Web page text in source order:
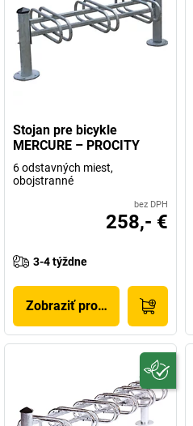
Stojan pre bicykle
MERCURE – PROCITY
6 odstavných miest,
obojstranné
bez DPH
258,- €
3-4 týždne
Zobraziť produkt